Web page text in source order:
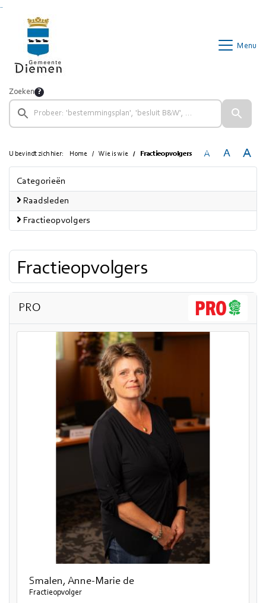
Menu
Zoeken
U bevindt zich hier: Home Wie is wie Fractieopvolgers A A A
Categorieën
Raadsleden
Fractieopvolgers
Fractieopvolgers
PRO
Smalen, Anne-Marie de
Fractieopvolger